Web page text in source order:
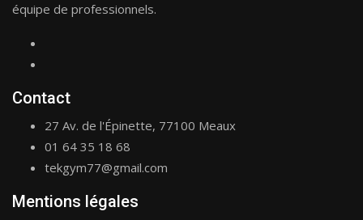
équipe de professionnels.
Contact
27 Av. de l'Épinette, 77100 Meaux
01 64 35 18 68
tekgym77@gmail.com
Mentions légales